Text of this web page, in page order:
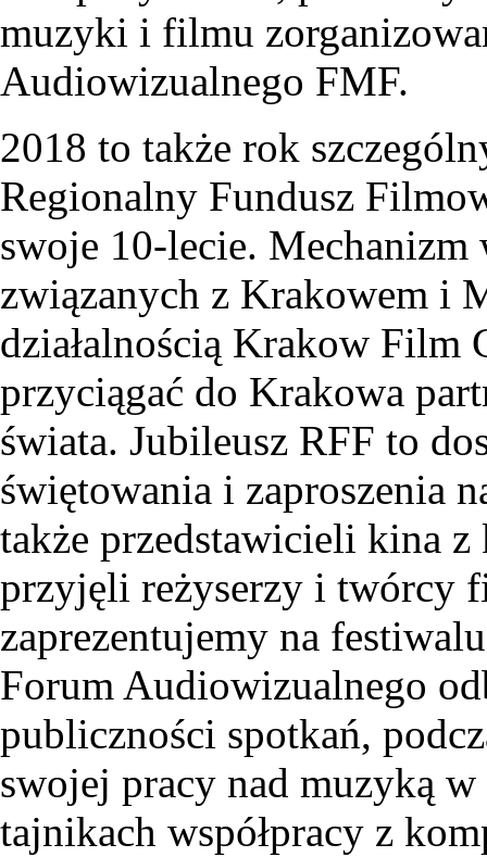
muzyki i filmu
Audiowizualnego FMF.
2018 to także rok
Regionalny Fundusz
swoje 10-lecie.
związanych z Krakowem i
działalnością Krakow Film
przyciągać do Krakowa
świata. Jubileusz RFF to
świętowania i zaproszenia
także przedstawicieli kina z
przyjęli reżyserzy i twórcy
zaprezentujemy na
Forum Audiowizualnego
publiczności spotkań,
swojej pracy nad muzyką
tajnikach współpracy z